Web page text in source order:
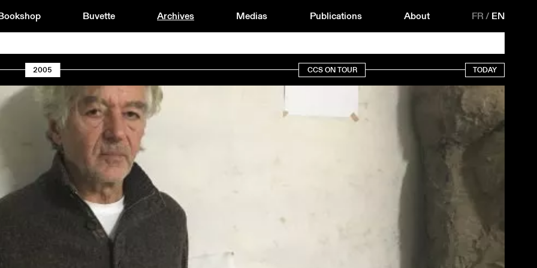
Buvette Archives Medias Publications About FR/ EN
2005 CCS ON TOUR TODAY